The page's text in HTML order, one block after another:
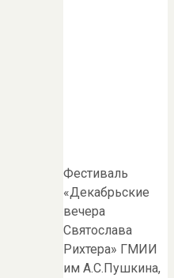
Фестиваль
«Декабрьские
вечера
Святослава
Рихтера» ГМИИ
им А.С.Пушкина,